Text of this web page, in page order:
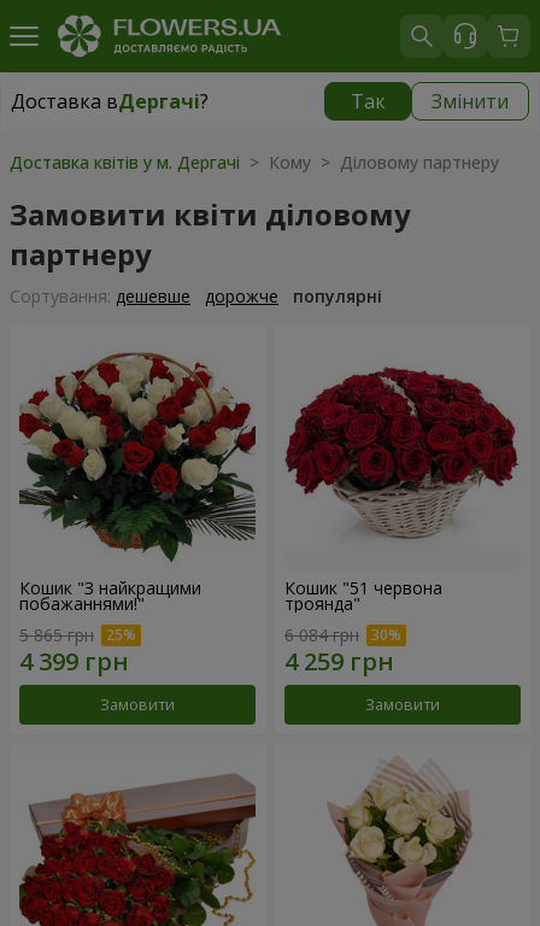
Доставка вДергачі? Так Змінити
Доставка вДергачі|
Доставка квітів у м. Дергачі > Кому > Діловому партнеру
Замовити квіти діловому
партнеру
Сортування: дешевше дорожче популярні
Кошик "З найкращими
побажаннями!"
5 865 грн
Замовити
Кошик "51 червона
троянда"
6 084 грн
Замовити